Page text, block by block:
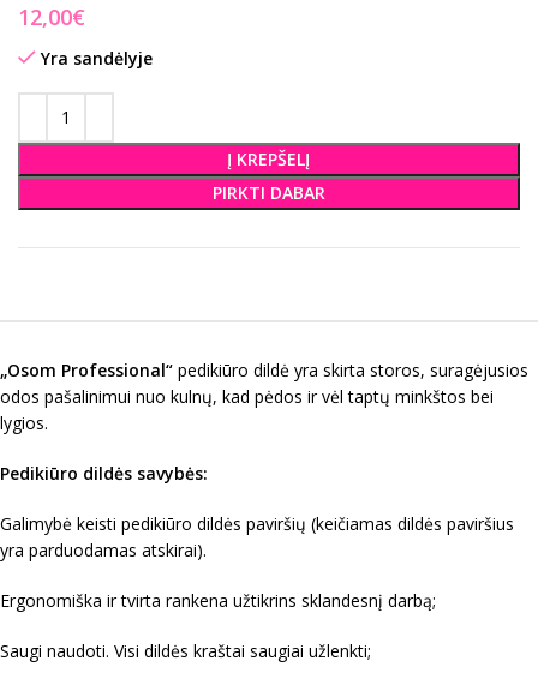
€
Yra sandėlyje
Į KREPŠELĮ
PIRKTI DABAR
„Osom Professional“ pedikiūro dildė yra skirta storos, suragėjusios
odos pašalinimui nuo kulnų, kad pėdos ir vėl taptų minkštos bei
lygios.
Pedikiūro dildės savybės:
Galimybė keisti pedikiūro dildės paviršių (keičiamas dildės paviršius
yra parduodamas atskirai).
Ergonomiška ir tvirta rankena užtikrins sklandesnį darbą;
Saugi naudoti. Visi dildės kraštai saugiai užlenkti;